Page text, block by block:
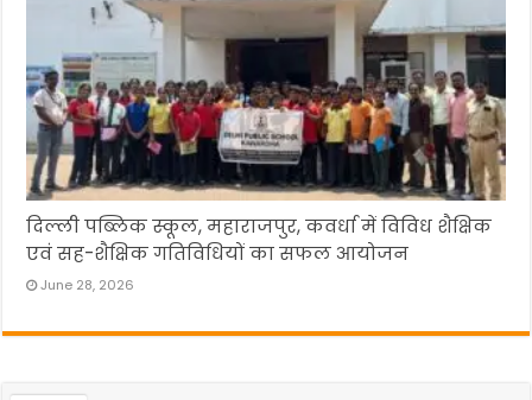
दिल्ली पब्लिक स्कूल, महाराजपुर, कवर्धा में विविध शैक्षिक
एवं सह-शैक्षिक गतिविधियों का सफल आयोजन
June 28, 2026